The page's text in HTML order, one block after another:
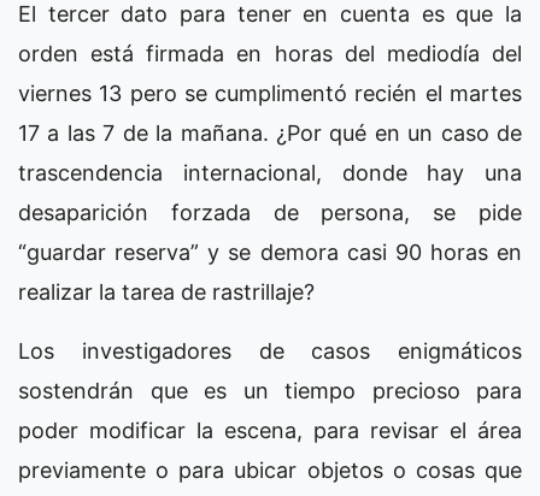
El tercer dato para tener en cuenta es que la
orden está firmada en horas del mediodía del
viernes 13 pero se cumplimentó recién el martes
17 a las 7 de la mañana. ¿Por qué en un caso de
trascendencia internacional, donde hay una
desaparición forzada de persona, se pide
“guardar reserva” y se demora casi 90 horas en
realizar la tarea de rastrillaje?
Los investigadores de casos enigmáticos
sostendrán que es un tiempo precioso para
poder modificar la escena, para revisar el área
previamente o para ubicar objetos o cosas que